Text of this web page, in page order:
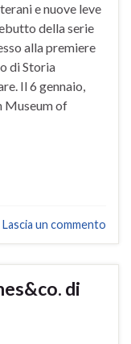
e nuove leve
della serie
alla premiere
di Storia
Il 6 gennaio,
Museum of
Lascia un commento
di